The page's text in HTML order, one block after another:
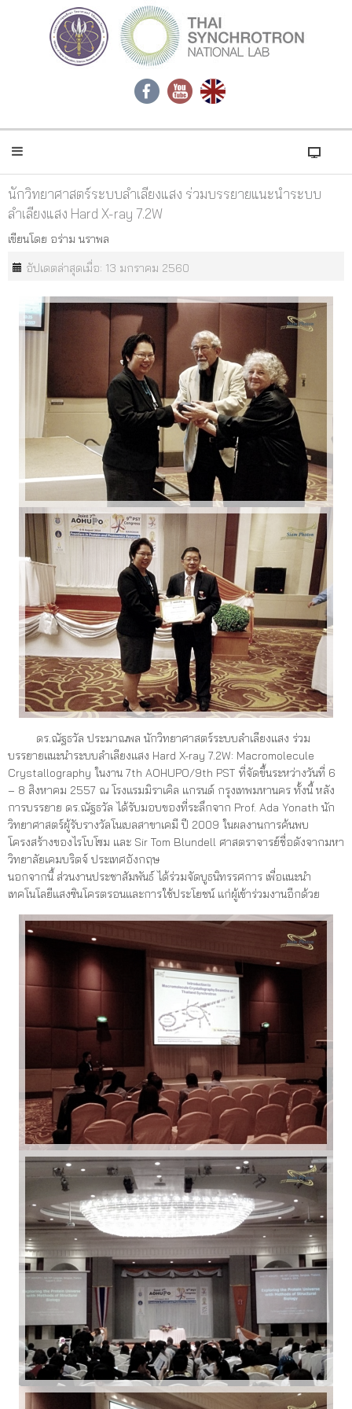
นักวิทยาศาสตร์ระบบลำเลียงแสง ร่วมบรรยายแนะนำระบบ
ลำเลียงแสง Hard X-ray 7.2W
เขียนโดย อร่าม นราพล
อัปเดตล่าสุดเมื่อ: 13 มกราคม 2560
ดร.ณัฐธวัล ประมาณพล นักวิทยาศาสตร์ระบบลำเลียงแสง ร่วม
บรรยายแนะนำระบบลำเลียงแสง Hard X-ray 7.2W: Macromolecule
Crystallography ในงาน 7th AOHUPO/9th PST ที่จัดขึ้นระหว่างวันที่ 6
– 8 สิงหาคม 2557 ณ โรงแรมมิราเคิล แกรนด์ กรุงเทพมหานคร ทั้งนี้ หลัง
การบรรยาย ดร.ณัฐธวัล ได้รับมอบของที่ระลึกจาก Prof. Ada Yonath นัก
วิทยาศาสตร์ผู้รับรางวัลโนเบลสาขาเคมี ปี 2009 ในผลงานการค้นพบ
โครงสร้างของไรโบโซม และ Sir Tom Blundell ศาสตราจารย์ชื่อดังจากมหา
วิทยาลัยเคมบริดจ์ ประเทศอังกฤษ
นอกจากนี้ ส่วนงานประชาสัมพันธ์ ได้ร่วมจัดบูธนิทรรศการ เพื่อแนะนำ
เทคโนโลยีแสงซินโครตรอนและการใช้ประโยชน์ แก่ผู้เข้าร่วมงานอีกด้วย